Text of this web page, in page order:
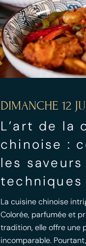
DIMANCHE 12
L’art de la
chinoise :
les
techniques
La cuisine chinoise
Colorée, parfumée et
tradition, elle offre une
incomparable.